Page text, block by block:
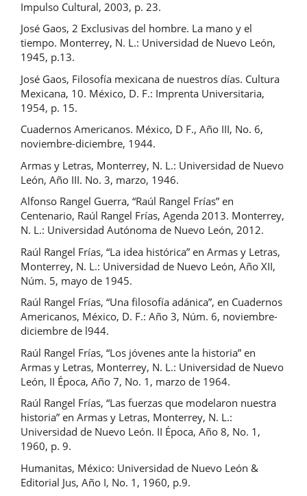
Impulso Cultural, 2003, p. 23.
José Gaos, 2 Exclusivas del hombre. La mano y el
tiempo. Monterrey, N. L.: Universidad de Nuevo León,
1945, p.13.
José Gaos, Filosofía mexicana de nuestros días. Cultura
Mexicana, 10. México, D. F.: Imprenta Universitaria,
1954, p. 15.
Cuadernos Americanos. México, D F., Año III, No. 6,
noviembre-diciembre, 1944.
Armas y Letras, Monterrey, N. L.: Universidad de Nuevo
León, Año III. No. 3, marzo, 1946.
Alfonso Rangel Guerra, “Raúl Rangel Frías” en
Centenario, Raúl Rangel Frías, Agenda 2013. Monterrey,
N. L.: Universidad Autónoma de Nuevo León, 2012.
Raúl Rangel Frías, “La idea histórica” en Armas y Letras,
Monterrey, N. L.: Universidad de Nuevo León, Año XII,
Núm. 5, mayo de 1945.
Raúl Rangel Frías, “Una filosofía adánica”, en Cuadernos
Americanos, México, D. F.: Año 3, Núm. 6, noviembre-
diciembre de l944.
Raúl Rangel Frías, “Los jóvenes ante la historia” en
Armas y Letras, Monterrey, N. L.: Universidad de Nuevo
León, II Época, Año 7, No. 1, marzo de 1964.
Raúl Rangel Frías, “Las fuerzas que modelaron nuestra
historia” en Armas y Letras, Monterrey, N. L.:
Universidad de Nuevo León. II Época, Año 8, No. 1,
1960, p. 9.
Humanitas, México: Universidad de Nuevo León &
Editorial Jus, Año I, No. 1, 1960, p.9.